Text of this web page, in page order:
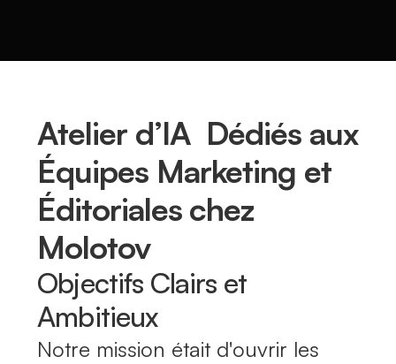
Atelier d’IA Dédiés aux
Équipes Marketing et
Éditoriales chez
Molotov
Objectifs Clairs et
Ambitieux
Notre mission était d'ouvrir les